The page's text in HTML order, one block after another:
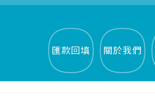
匯款回填 關於我們